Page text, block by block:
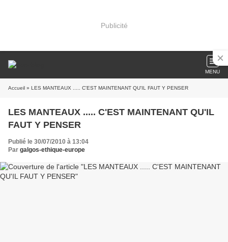
Publicité
MENU
Accueil » LES MANTEAUX ..... C'EST MAINTENANT QU'IL FAUT Y PENSER
LES MANTEAUX ..... C'EST MAINTENANT QU'IL
FAUT Y PENSER
Publié le 30/07/2010 à 13:04
Par galgos-ethique-europe